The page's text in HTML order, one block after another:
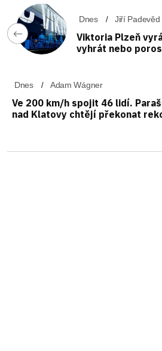
Dnes Jiří Padevěd
Viktoria Plzeň
vyhrát nebo
Dnes Adam Wágner
Ve 200 km/h spojit 46 lidí.
nad Klatovy chtějí překonat